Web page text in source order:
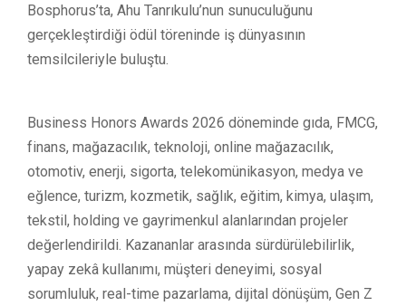
Bosphorus’ta, Ahu Tanrıkulu’nun sunuculuğunu
gerçekleştirdiği ödül töreninde iş dünyasının
temsilcileriyle buluştu.
Business Honors Awards 2026 döneminde gıda, FMCG,
finans, mağazacılık, teknoloji, online mağazacılık,
otomotiv, enerji, sigorta, telekomünikasyon, medya ve
eğlence, turizm, kozmetik, sağlık, eğitim, kimya, ulaşım,
tekstil, holding ve gayrimenkul alanlarından projeler
değerlendirildi. Kazananlar arasında sürdürülebilirlik,
yapay zekâ kullanımı, müşteri deneyimi, sosyal
sorumluluk, real-time pazarlama, dijital dönüşüm, Gen Z